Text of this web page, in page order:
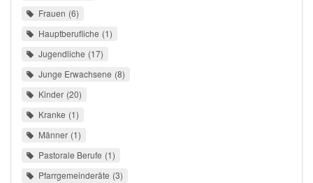
Frauen 6
Hauptberufliche 1
Jugendliche 17
Junge Erwachsene 8
Kinder 20
Kranke 1
Männer 1
Pastorale Berufe 1
Pfarrgemeinderäte 3